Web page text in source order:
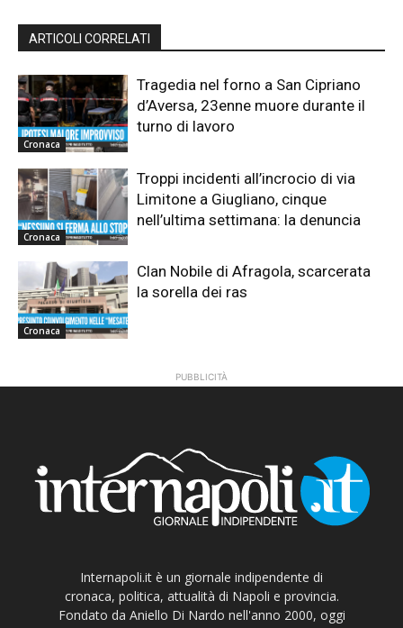
ARTICOLI CORRELATI
Cronaca
Tragedia nel forno a San Cipriano
d’Aversa, 23enne muore durante il
turno di lavoro
Cronaca
Troppi incidenti all’incrocio di via
Limitone a Giugliano, cinque
nell’ultima settimana: la denuncia
Cronaca
Clan Nobile di Afragola, scarcerata
la sorella dei ras
PUBBLICITÀ
Internapoli.it è un giornale indipendente di
cronaca, politica, attualità di Napoli e provincia.
Fondato da Aniello Di Nardo nell'anno 2000, oggi